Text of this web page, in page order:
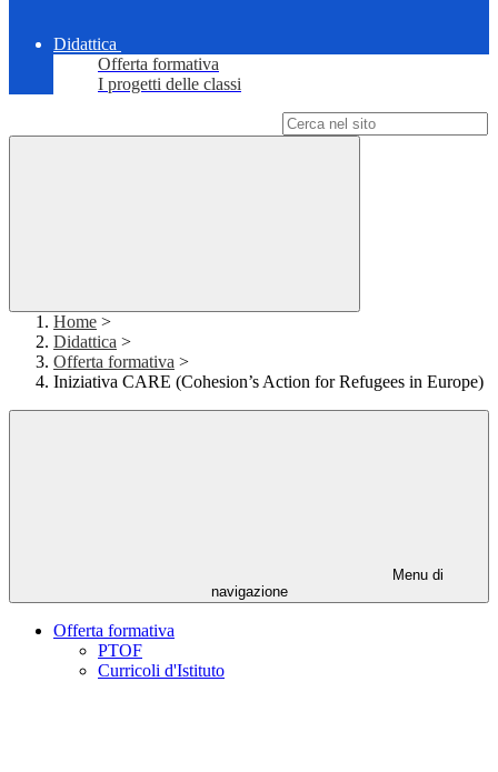
Didattica
Offerta formativa
I progetti delle classi
Home >
Didattica >
Offerta formativa >
Iniziativa CARE (Cohesion’s Action for Refugees in Europe)
Menu di
navigazione
Offerta formativa
PTOF
Curricoli d'Istituto